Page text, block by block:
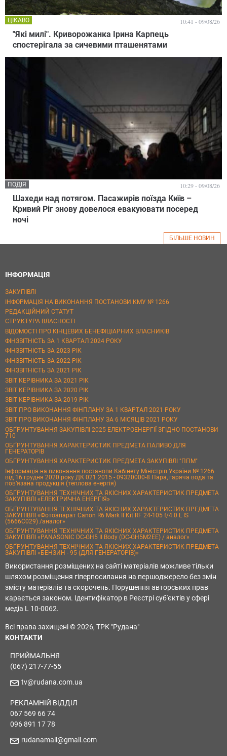
"Які милі". Криворожанка Ірина Карпець
спостерігала за сичевими пташенятами
ЦІКАВО 10:41 - 09/08/26
Шахеди над потягом. Пасажирів поїзда Київ –
Кривий Ріг знову довелося евакуювати посеред
ночі
ПОДІЯ 10:29 - 09/08/26
БІЛЬШЕ НОВИН
ІНФОРМАЦІЯ
ЗАКУПІВЛІ
ІНФОРМАЦІЯ НА ВИКОНАННЯ ПОСТАНОВИ КМУ № 1266
РЕДАКЦІЙНИЙ СТАТУТ
СТРУКТУРА ВЛАСНОСТІ
ВІДОМОСТІ ПРО КІНЦЕВИХ БЕНЕФІЦІАРНИХ ВЛАСНИКІВ
ФІНЗВІТНІСТЬ ЗА 1 КВАРТАЛ 2024 РОКУ
ФІНЗВІТНІСТЬ ЗА 2023 РІК
ФІНЗВІТНІСТЬ ЗА 2022 РІК
ФІНЗВІТНІСТЬ ЗА 2021 РІК
ЗВІТ КЕРІВНИКА ЗА 2021 РІК
ЗВІТ КЕРІВНИКА ЗА 2020 РІК
ЗВІТ КЕРІВНИКА ЗА 2019 РІК
ЗВІТ ПРО ВИКОНАННЯ ФІНПЛАНУ ЗА 1 КВАРТАЛ 2021 РОКУ
ЗВІТ ПРО ВИКОНАННЯ ФІНПЛАНУ ЗА 6 МІСЯЦІВ 2021 РОКУ
ОБҐРУНТУВАННЯ ЗАКУПІВЛІ 2025 ЕЛЕКТРОЕНЕРГІЇ ЗГІДНО ПОСТАНОВИ
710
ОБҐРУНТУВАННЯ ХАРАКТЕРИСТИК ПРЕДМЕТА ПАЛИВО ДЛЯ
ГЕНЕРАТОРІВ
ОБҐРУНТУВАННЯ ХАРАКТЕРИСТИК ПРЕДМЕТА ЗАКУПІВЛІ "ППМ"
Інформація на виконання постанови Кабінету Міністрів України № 1266
від 16 грудня 2020 року ДК 021:2015 - 09320000-8 Пара, гаряча вода та
пов’язана продукція (теплова енергія)
ОБҐРУНТУВАННЯ ТЕХНІЧНИХ ТА ЯКІСНИХ ХАРАКТЕРИСТИК ПРЕДМЕТА
ЗАКУПІВЛІ «ЕЛЕКТРИЧНА ЕНЕРГІЯ»
ОБҐРУНТУВАННЯ ТЕХНІЧНИХ ТА ЯКІСНИХ ХАРАКТЕРИСТИК ПРЕДМЕТА
ЗАКУПІВЛІ «Фотоапарат Canon R6 Mark II Kit RF 24-105 f/4.0 L IS
(5666C029) /аналог»
ОБҐРУНТУВАННЯ ТЕХНІЧНИХ ТА ЯКІСНИХ ХАРАКТЕРИСТИК ПРЕДМЕТА
ЗАКУПІВЛІ «PANASONIC DC-GH5 II Body (DC-GH5M2EE) / аналог»
ОБҐРУНТУВАННЯ ТЕХНІЧНИХ ТА ЯКІСНИХ ХАРАКТЕРИСТИК ПРЕДМЕТА
ЗАКУПІВЛІ «БЕНЗИН - 95 (ДЛЯ ГЕНЕРАТОРІВ)»
Використання розміщених на сайті матеріалів можливе тільки
шляхом розміщення гіперпосилання на першоджерело без змін
змісту матеріалів та скорочень. Порушення авторських прав
карається законом. Ідентифікатор в Реєстрі суб'єктів у сфері
медіа L 10-0062.
Всі права захищені © 2026, ТРК "Рудана"
КОНТАКТИ
ПРИЙМАЛЬНЯ
(067) 217-77-55
tv@rudana.com.ua
РЕКЛАМНІЙ ВІДДІЛ
067 569 66 74
096 891 17 78
rudanamail@gmail.com